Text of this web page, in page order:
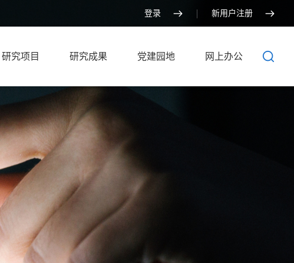
登录 新用户注册
研究项目 研究成果 党建园地 网上办公